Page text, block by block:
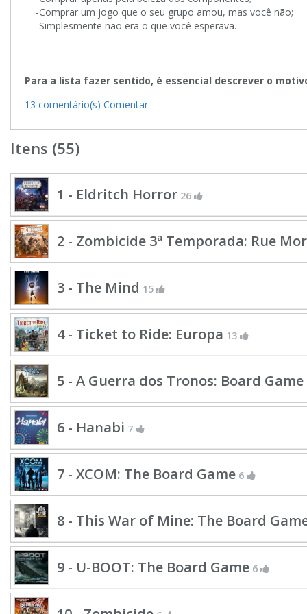
-Comprar um jogo que o seu grupo amou, mas você não;
-Simplesmente não era o que você esperava.
Para a lista fazer sentido, é essencial descrever o
13 comentário(s) Comentar
Itens (55)
1 - Eldritch Horror 26
2 - Zombicide 3ª Temporada: Rue
3 - The Mind 15
4 - Ticket to Ride: Europa 13
5 - A Guerra dos Tronos: Board Game
6 - Hanabi 7
7 - XCOM: The Board Game 6
8 - This War of Mine: The Board
9 - U-BOOT: The Board Game 6